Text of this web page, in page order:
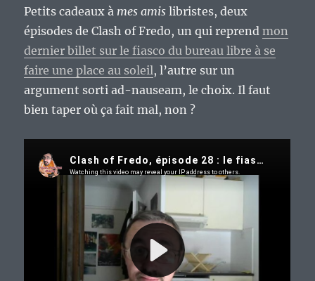
Petits cadeaux à mes amis libristes, deux
épisodes de Clash of Fredo, un qui reprendmon
dernier billet sur le fiasco du bureau libre à se
faire une place au soleil, l’autre sur un
argument sorti ad-nauseam, le choix. Il faut
bien taper où ça fait mal, non ?